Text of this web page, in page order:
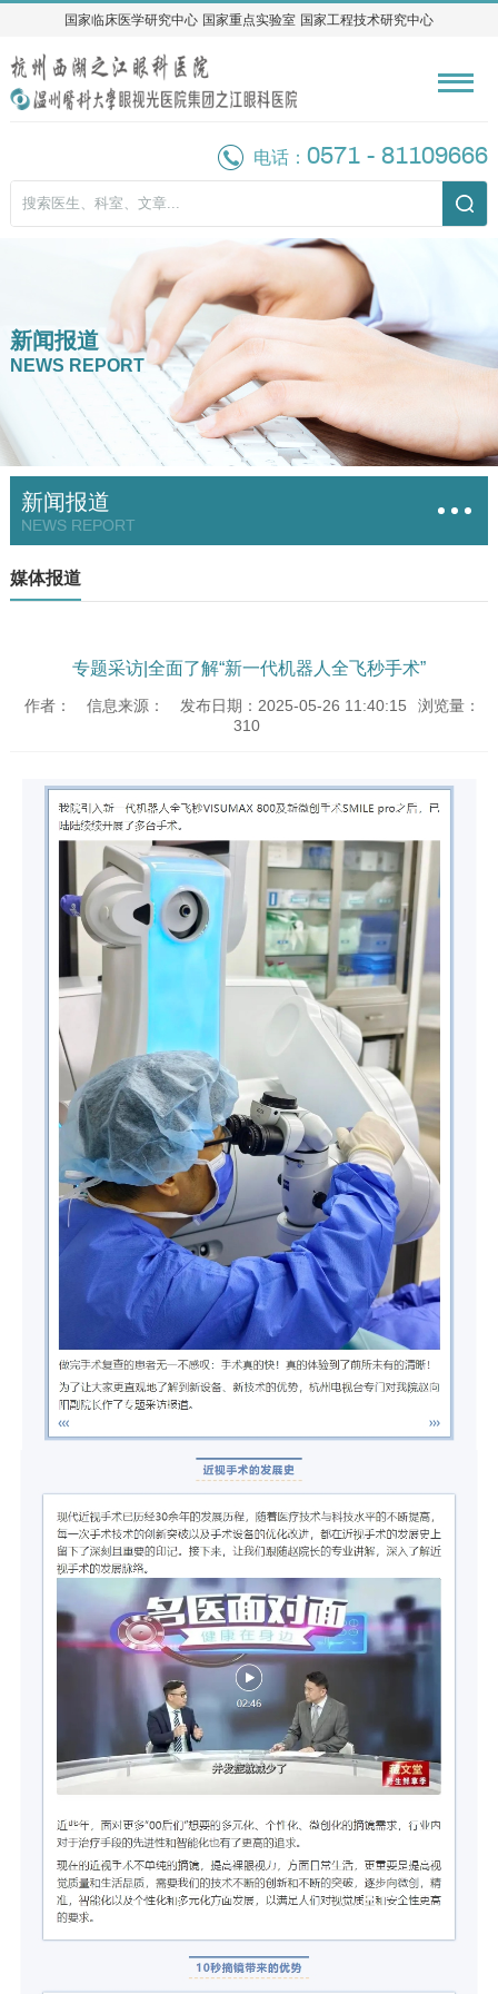
国家临床医学研究中心 国家重点实验室 国家工程技术研究中心
国家临床医学研究中心 国家重点实验室 国家工程技术研究中心
电话：0571 - 81109666
新闻报道
NEWS REPORT
新闻报道
NEWS REPORT
媒体报道
专题采访|全面了解“新一代机器人全飞秒手术”
作者： 信息来源： 发布日期：2025-05-26 11:40:15
浏览量：
310